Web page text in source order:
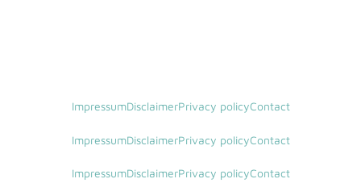
ImpressumDisclaimerPrivacy policyContact
ImpressumDisclaimerPrivacy policyContact
ImpressumDisclaimerPrivacy policyContact